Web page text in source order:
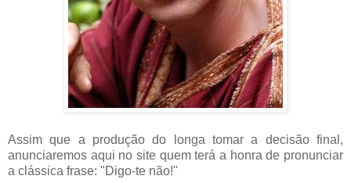
Assim que a produção do longa tomar a decisão final,
anunciaremos aqui no site quem terá a honra de pronunciar
a clássica frase: "Digo-te não!"